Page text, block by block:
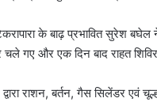
के बाढ़ प्रभावित सुरेश
चले गए और एक दिन बाद राहत
राशन, बर्तन, गैस सिलेंडर